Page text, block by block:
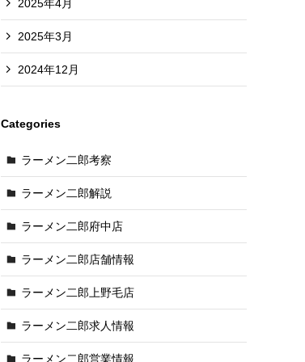
2025年4月
2025年3月
2024年12月
Categories
ラーメン二郎考察
ラーメン二郎解説
ラーメン二郎府中店
ラーメン二郎店舗情報
ラーメン二郎上野毛店
ラーメン二郎求人情報
ラーメン二郎営業情報